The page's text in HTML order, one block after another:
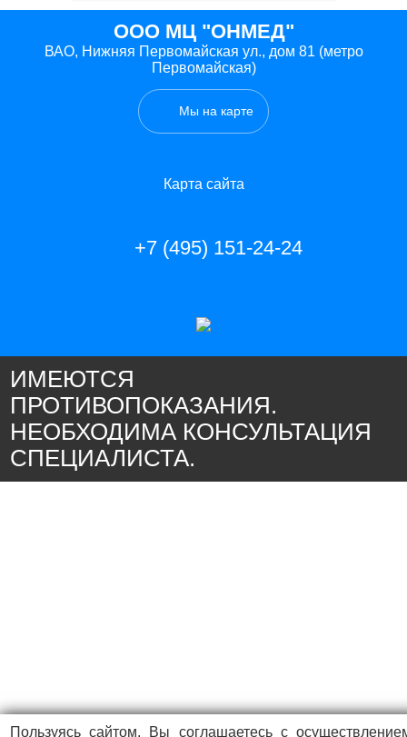
ООО МЦ "ОНМЕД"
ВАО, Нижняя Первомайская ул., дом 81 (метро
Первомайская)
Мы на карте
Карта сайта
+7 (495) 151-24-24
ИМЕЮТСЯ
ПРОТИВОПОКАЗАНИЯ.
НЕОБХОДИМА КОНСУЛЬТАЦИЯ
СПЕЦИАЛИСТА.
Пользуясь сайтом, Вы соглашаетесь с